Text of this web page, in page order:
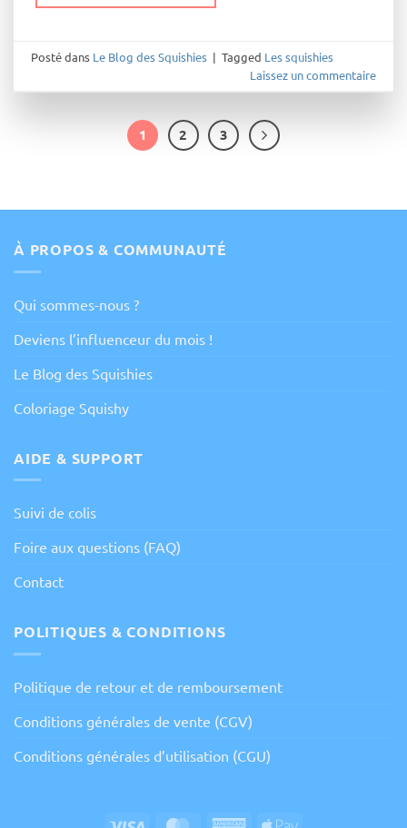
Posté dans Le Blog des Squishies | Tagged Les squishies
Laissez un commentaire
1 2 3
À PROPOS & COMMUNAUTÉ
Qui sommes-nous ?
Deviens l’influenceur du mois !
Le Blog des Squishies
Coloriage Squishy
AIDE & SUPPORT
Suivi de colis
Foire aux questions (FAQ)
Contact
POLITIQUES & CONDITIONS
Politique de retour et de remboursement
Conditions générales de vente (CGV)
Conditions générales d’utilisation (CGU)
Visa MasterCardAmericanApple